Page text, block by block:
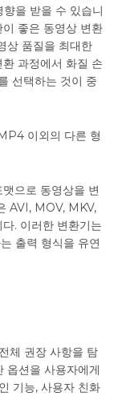
을 받을 수 있습니
좋은 동영상 변환
상 품질을 최대한
과정에서 화질 손
선택하는 것이 중
이외의 다른 형
으로 동영상을 변
AVI, MOV, MKV,
. 이러한 변환기는
출력 형식을 유연
체 권장 사항을 탐
옵션을 사용자에게
기능, 사용자 친화